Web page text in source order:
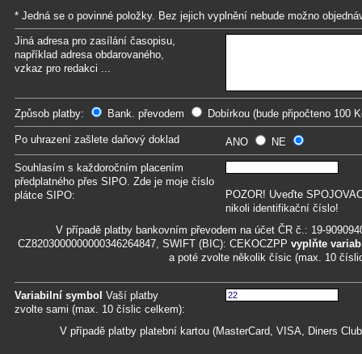
* Jedná se o povinné položky. Bez jejich vyplnění nebude možno
Jiná adresa pro zasílání časopisu,
například adresa obdarovaného,
vzkaz pro redakci ...
Způsob platby: Bank. převodem Dobírkou (bude připočteno 100
Po uhrazení zašlete daňový doklad ANO NE
Souhlasím s každoročním placením
předplatného přes SIPO. Zde je moje číslo
plátce SIPO:
POZOR! Uveďte
nikoli identifikační číslo!
V případě platby bankovním převodem na účet ČR č.: 19-
CZ8203000000000346264847, SWIFT (BIC): CEKOCZPP vyplňte
a poté zvolte několik čísic (max. 10
Variabilní symbol Vaší platby
zvolte sami (max. 10 číslic celkem):
V případě platby platební kartou (MasterCard, VISA, Diners